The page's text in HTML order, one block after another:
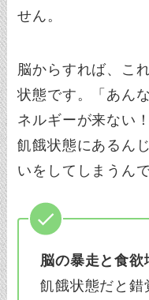
せん。
脳からすれば、こ
状態です。「あん
ネルギーが来ない
飢餓状態にあるん
いをしてしまうんで
脳の暴走と食欲
飢餓状態だと錯